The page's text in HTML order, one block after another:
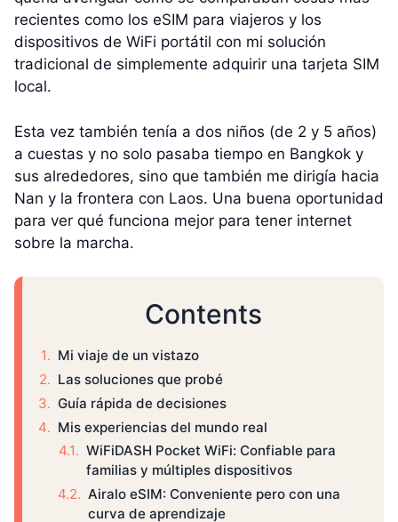
recientes como los eSIM para viajeros y los
dispositivos de WiFi portátil con mi solución
tradicional de simplemente adquirir una tarjeta SIM
local.
Esta vez también tenía a dos niños (de 2 y 5 años)
a cuestas y no solo pasaba tiempo en Bangkok y
sus alrededores, sino que también me dirigía hacia
Nan y la frontera con Laos. Una buena oportunidad
para ver qué funciona mejor para tener internet
sobre la marcha.
Contents
Mi viaje de un vistazo
Las soluciones que probé
Guía rápida de decisiones
Mis experiencias del mundo real
WiFiDASH Pocket WiFi: Confiable para
familias y múltiples dispositivos
Airalo eSIM: Conveniente pero con una
curva de aprendizaje